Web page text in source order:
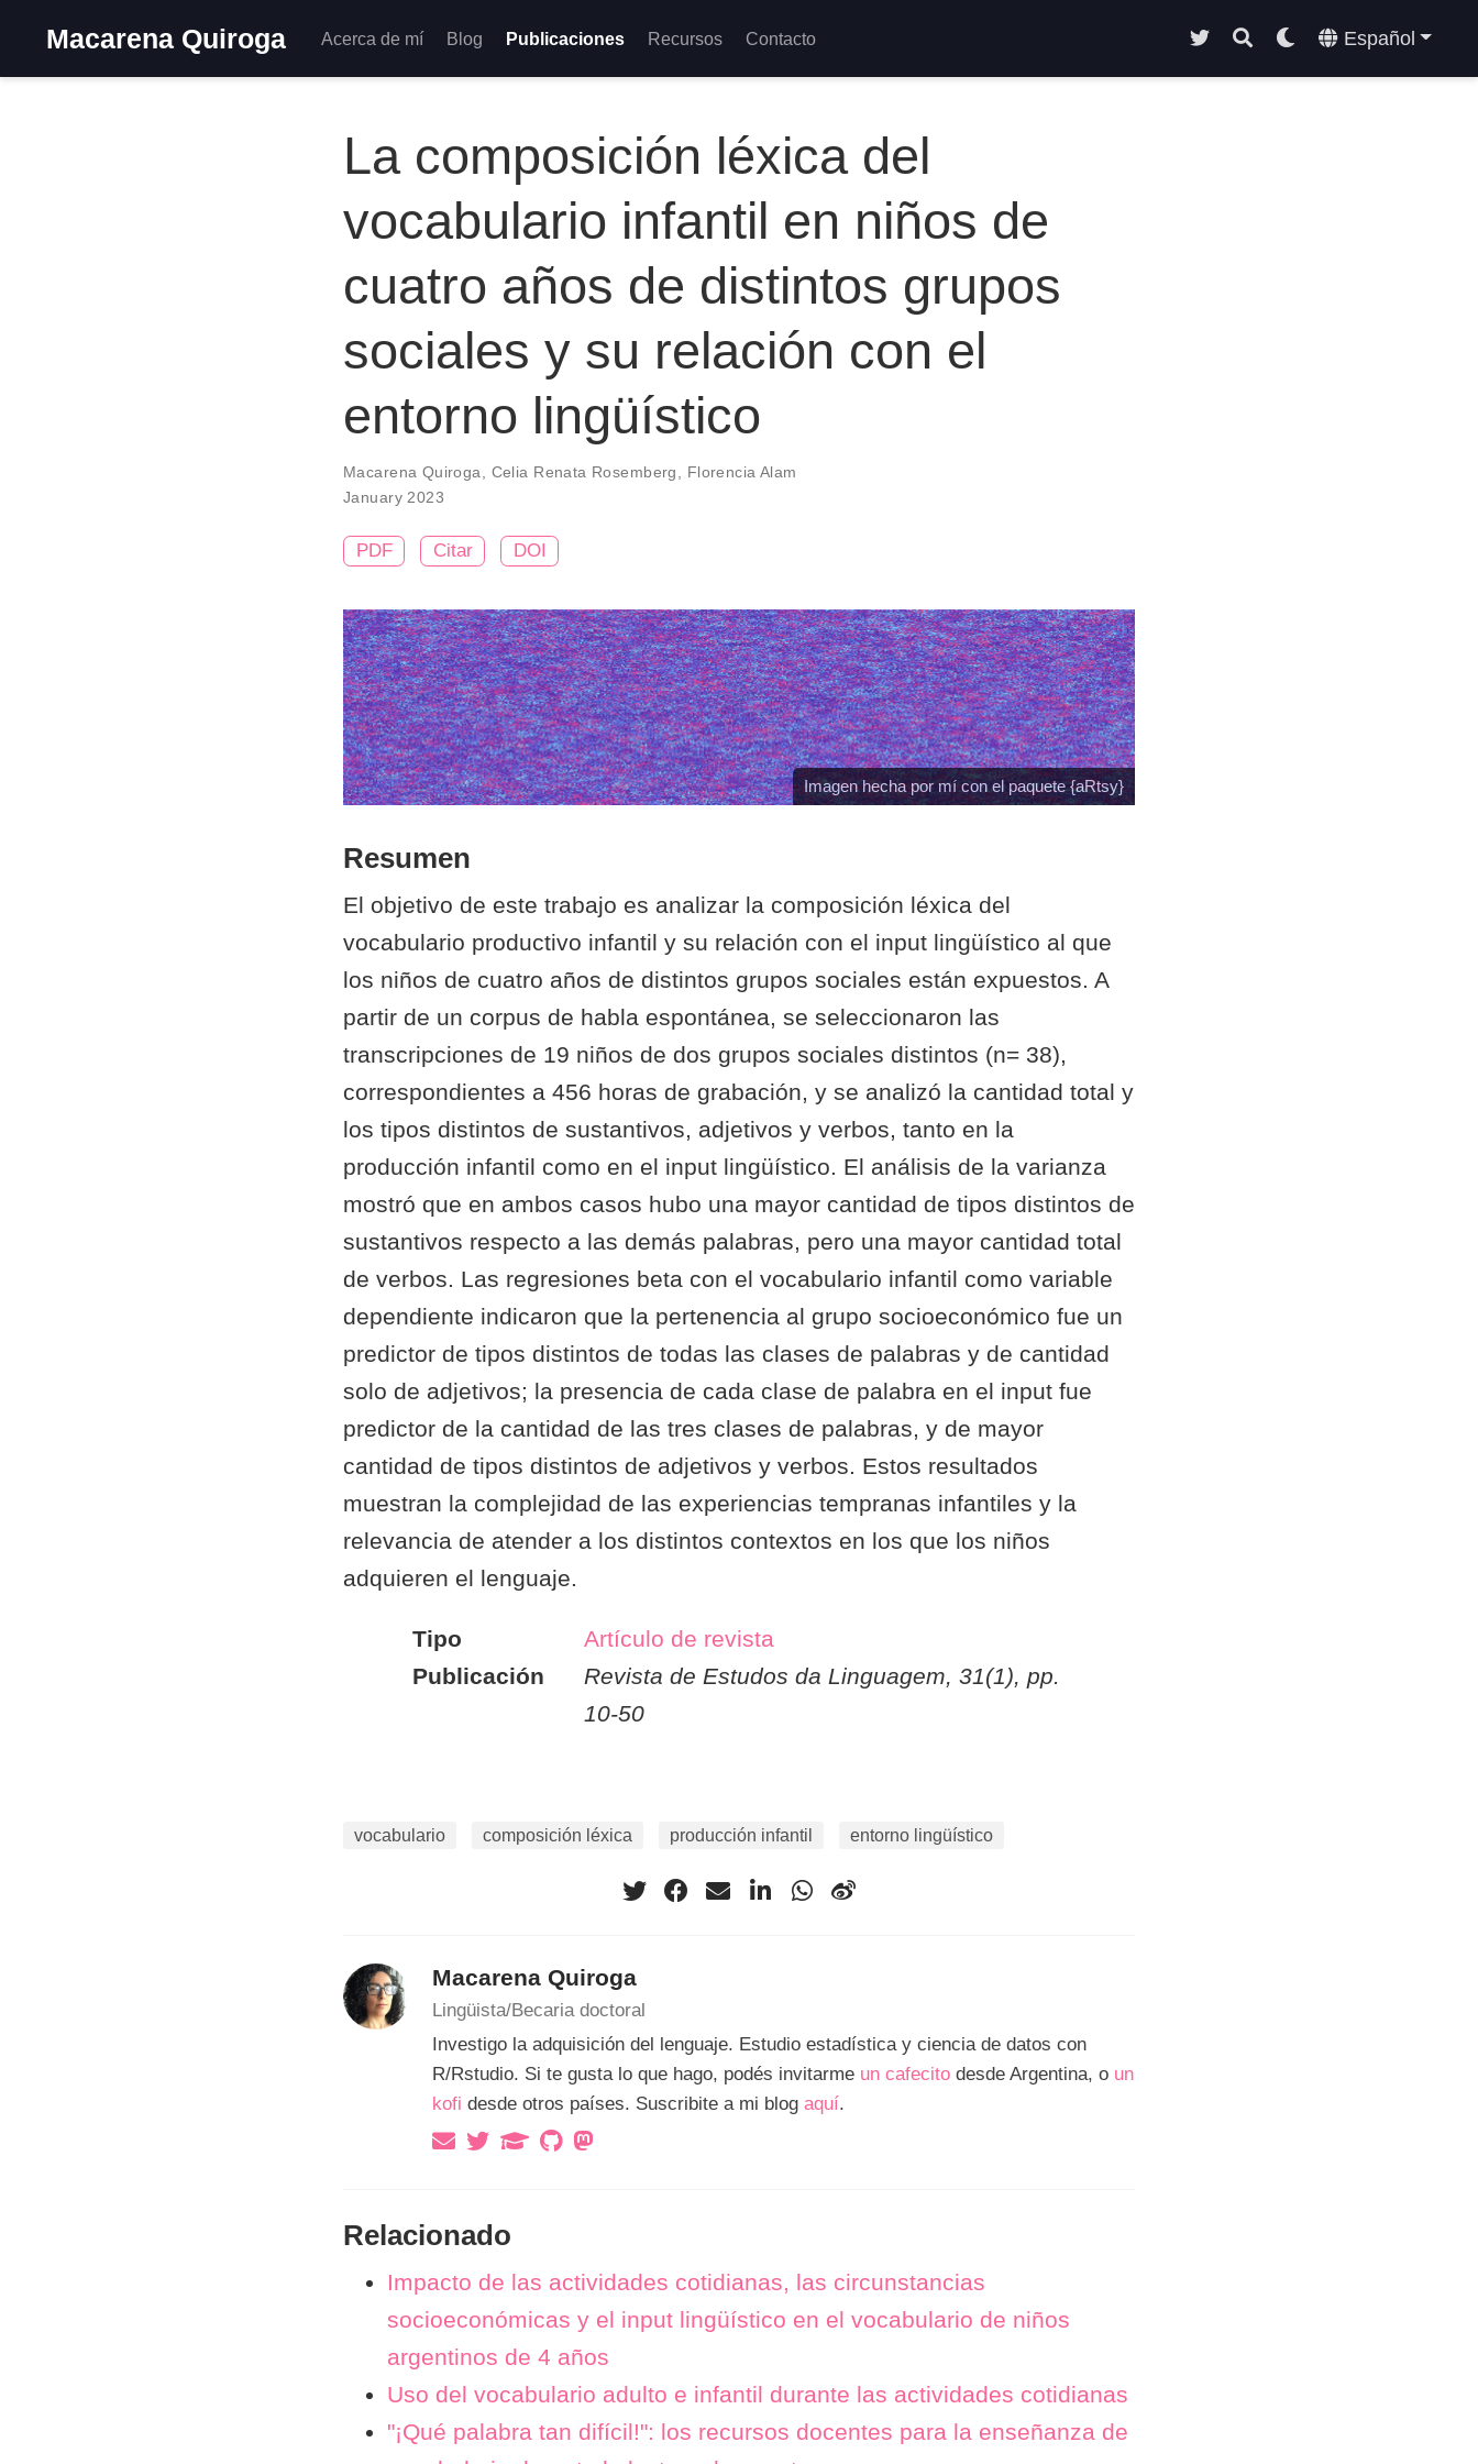
Macarena Quiroga Acerca de mí Blog Publicaciones Recursos Contacto Español
La composición léxica del
vocabulario infantil en niños de
cuatro años de distintos grupos
sociales y su relación con el
entorno lingüístico
Macarena Quiroga Celia Renata Rosemberg
Florencia Alam
January 2023
PDF Citar DOI
Imagen hecha por mí con el paquete {aRtsy}
Resumen
El objetivo de este trabajo es analizar la composición léxica del
vocabulario productivo infantil y su relación con el input lingüístico al que
los niños de cuatro años de distintos grupos sociales están expuestos. A
partir de un corpus de habla espontánea, se seleccionaron las
transcripciones de 19 niños de dos grupos sociales distintos (n= 38),
correspondientes a 456 horas de grabación, y se analizó la cantidad total y
los tipos distintos de sustantivos, adjetivos y verbos, tanto en la
producción infantil como en el input lingüístico. El análisis de la varianza
mostró que en ambos casos hubo una mayor cantidad de tipos distintos de
sustantivos respecto a las demás palabras, pero una mayor cantidad total
de verbos. Las regresiones beta con el vocabulario infantil como variable
dependiente indicaron que la pertenencia al grupo socioeconómico fue un
predictor de tipos distintos de todas las clases de palabras y de cantidad
solo de adjetivos; la presencia de cada clase de palabra en el input fue
predictor de la cantidad de las tres clases de palabras, y de mayor
cantidad de tipos distintos de adjetivos y verbos. Estos resultados
muestran la complejidad de las experiencias tempranas infantiles y la
relevancia de atender a los distintos contextos en los que los niños
adquieren el lenguaje.
Tipo
Artículo de revista
Publicación
Revista de Estudos da Linguagem, 31(1), pp.
10-50
vocabulario composición léxica producción infantil entorno lingüístico
Macarena Quiroga
Lingüista/Becaria doctoral
Investigo la adquisición del lenguaje. Estudio estadística y ciencia de datos con
R/Rstudio. Si te gusta lo que hago, podés invitarme un cafecito desde Argentina, o un
kofi desde otros países. Suscribite a mi blog aquí.
Relacionado
Impacto de las actividades cotidianas, las circunstancias
socioeconómicas y el input lingüístico en el vocabulario de niños
argentinos de 4 años
Uso del vocabulario adulto e infantil durante las actividades cotidianas
"¡Qué palabra tan difícil!": los recursos docentes para la enseñanza de